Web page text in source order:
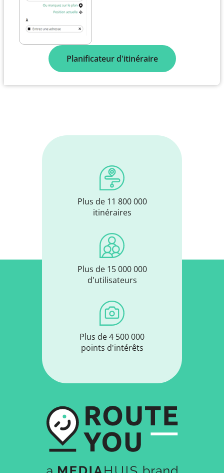
Planificateur d'itinéraire
Plus de 11 800 000
itinéraires
Plus de 15 000 000
d'utilisateurs
Plus de 4 500 000
points d'intérêts